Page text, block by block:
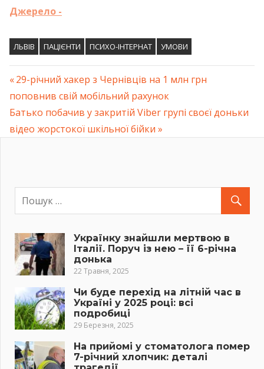
Джерело -
ЛЬВІВ ПАЦІЄНТИ ПСИХО-ІНТЕРНАТ УМОВИ
Навігація
записів
Previous
Post:
29-річний хакер з Чернівців на 1 млн грн
поповнив свій мобільний рахунок
Next
Post:
Батько побачив у закритій Viber групі своєї доньки
відео жopстокої шкільної бiйки
Українку знайшли мертвою в
Італії. Поруч із нею – її 6-річна
донька
22 Травня, 2025
Чи буде перехід на літній час в
Україні у 2025 році: всі
подробиці
29 Березня, 2025
На прийомі у стоматолога помер
7-річний хлопчик: деталі